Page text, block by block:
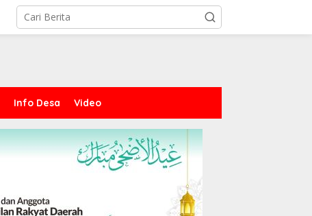
Info Desa Video